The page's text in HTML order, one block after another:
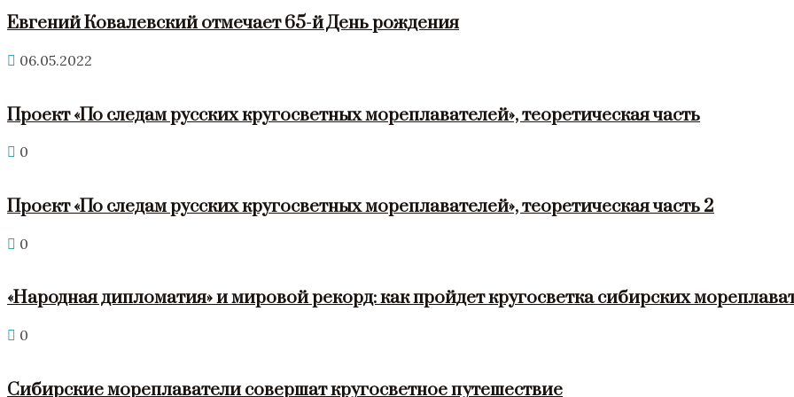
Евгений Ковалевский отмечает 65-й День рождения
06.05.2022
Проект «По следам русских кругосветных мореплавателей», теоретическая часть
0
Проект «По следам русских кругосветных мореплавателей», теоретическая часть 2
0
«Народная дипломатия» и мировой рекорд: как пройдет кругосветка сибирских
0
Сибирские мореплаватели совершат кругосветное путешествие